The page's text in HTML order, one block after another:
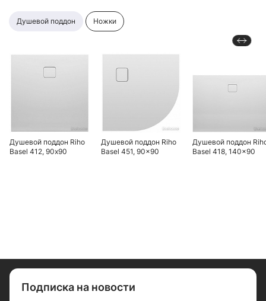
душевой поддон ножки
Душевой поддон Riho
Basel 412, 90х90
Душевой поддон Riho
Basel 451, 90x90
Душевой поддон
Basel 418, 140x90
Подписка на новости